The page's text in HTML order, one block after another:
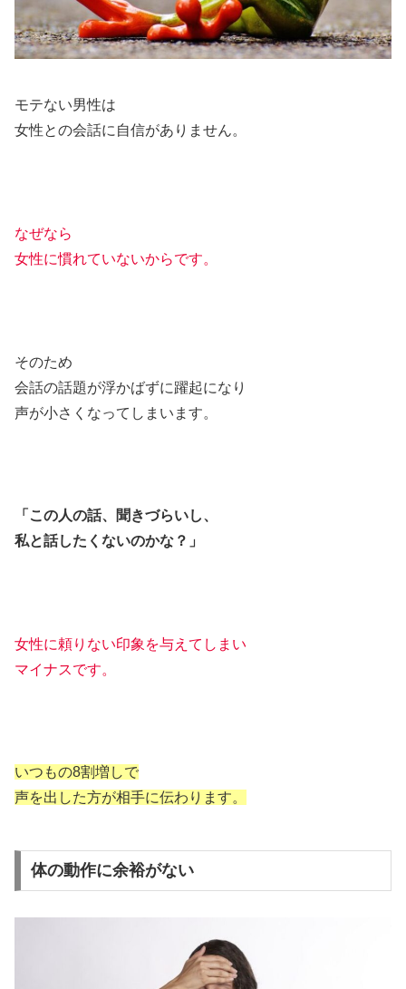
モテない男性は
女性との会話に自信がありません。
なぜなら
女性に慣れていないからです。
そのため
会話の話題が浮かばずに躍起になり
声が小さくなってしまいます。
「この人の話、聞きづらいし、
私と話したくないのかな？」
女性に頼りない印象を与えてしまい
マイナスです。
いつもの8割増しで
声を出した方が相手に伝わります。
体の動作に余裕がない